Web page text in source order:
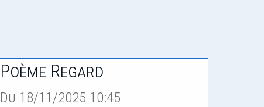
Poème Regard
Du 18/11/2025 10:45